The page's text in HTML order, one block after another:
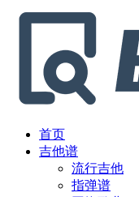
首页
吉他谱
流行吉他
指弹谱